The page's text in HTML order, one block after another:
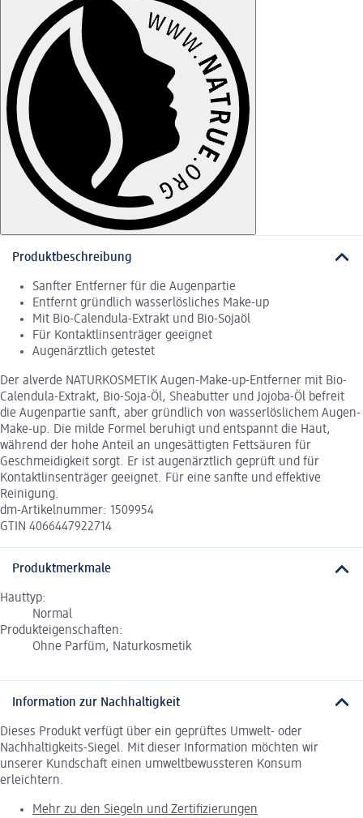
Produktbeschreibung
Sanfter Entferner für die Augenpartie
Entfernt gründlich wasserlösliches Make-up
Mit Bio-Calendula-Extrakt und Bio-Sojaöl
Für Kontaktlinsenträger geeignet
Augenärztlich getestet
Der alverde NATURKOSMETIK Augen-Make-up-Entferner mit Bio-
Calendula-Extrakt, Bio-Soja-Öl, Sheabutter und Jojoba-Öl befreit
die Augenpartie sanft, aber gründlich von wasserlöslichem Augen-
Make-up. Die milde Formel beruhigt und entspannt die Haut,
während der hohe Anteil an ungesättigten Fettsäuren für
Geschmeidigkeit sorgt. Er ist augenärztlich geprüft und für
Kontaktlinsenträger geeignet. Für eine sanfte und effektive
Reinigung.
dm-Artikelnummer: 1509954
GTIN 4066447922714
Produktmerkmale
Hauttyp:
Normal
Produkteigenschaften:
Ohne Parfüm, Naturkosmetik
Information zur Nachhaltigkeit
Dieses Produkt verfügt über ein geprüftes Umwelt- oder
Nachhaltigkeits-Siegel. Mit dieser Information möchten wir
unserer Kundschaft einen umweltbewussteren Konsum
erleichtern.
Mehr zu den Siegeln und Zertifizierungen